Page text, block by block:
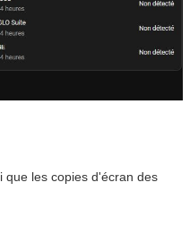
que les copies d'écran des